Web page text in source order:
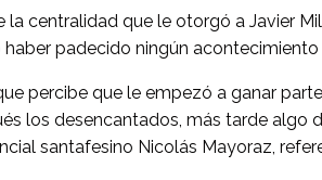
centralidad que le otorgó a Javier
padecido ningún acontecimiento
percibe que le empezó a ganar
los desencantados, más tarde algo
santafesino Nicolás Mayoraz,